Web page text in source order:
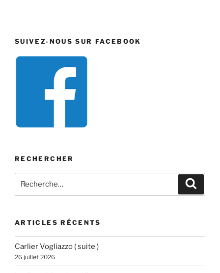
SUIVEZ-NOUS SUR FACEBOOK
RECHERCHER
pour
ARTICLES RÉCENTS
Carlier Vogliazzo ( suite )
26 juillet 2026